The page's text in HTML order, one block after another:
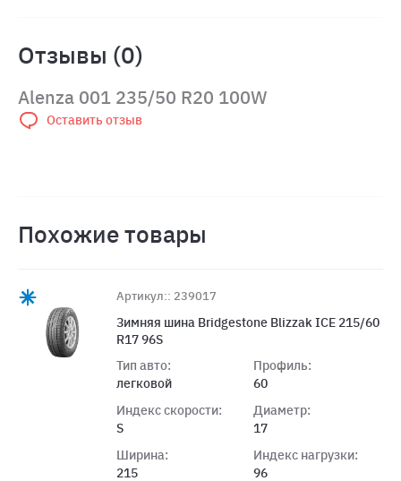
Отзывы (0)
Alenza 001 235/50 R20 100W
Оставить отзыв
Похожие товары
Артикул:: 239017
Зимняя шина Bridgestone Blizzak ICE 215/60
R17 96S
Тип авто:
легковой
Индекс скорости:
S
Ширина:
215
Профиль:
60
Диаметр:
17
Индекс нагрузки:
96